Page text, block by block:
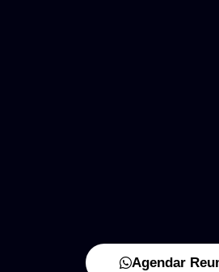
Agendar